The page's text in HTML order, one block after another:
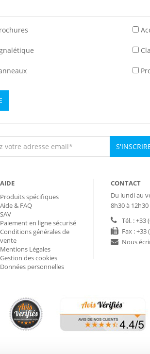
AIDE
Produits spécifiques
Aide & FAQ
SAV
Paiement en ligne sécurisé
Conditions générales de
vente
Mentions Légales
Gestion des cookies
Données personnelles
CONTACT
Du lundi au
8h30 à
Tél. : +33
Fax : +33
Nous